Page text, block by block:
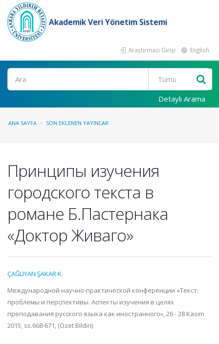
Akademik Veri Yönetim Sistemi
Araştırmacı Girişi English
Ara
Detaylı Arama
ANA SAYFA SON EKLENEN YAYINLAR
Принципы изучения
городского текста в
романе Б.Пастернака
«Доктор Живаго»
ÇAĞLIYAN ŞAKAR K.
Международной научно-практической конференции «Текст:
проблемы и перспективы. Аспекты изучения в целях
преподавания русского языка как иностранного», 26 - 28 Kasım
2015, ss.668-671, (Özet Bildiri)